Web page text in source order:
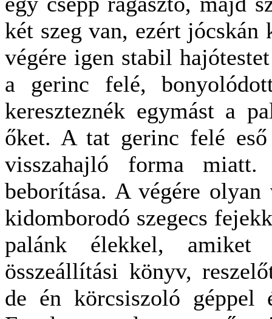
két szeg van, ezért
végére igen stabil
a gerinc felé,
kereszteznék egymást a
őket. A tat gerinc felé
visszahajló forma
beborítása. A végére
kidomborodó szegecs
palánk élekkel,
összeállítási könyv,
de én körcsiszoló géppel